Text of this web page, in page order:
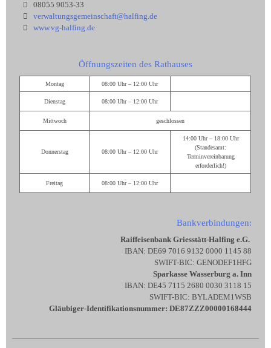
08055 9053-33
verwaltungsgemeinschaft@halfing.de
www.vg-halfing.de
Öffnungszeiten des Rathauses
Montag 08:00 Uhr – 12:00 Uhr
Dienstag 08:00 Uhr – 12:00 Uhr
Mittwoch geschlossen
Donnerstag 08:00 Uhr – 12:00 Uhr
14:00 Uhr – 18:00 Uhr
(Standesamt:
Terminvereinbarung
erforderlich!)
Freitag 08:00 Uhr – 12:00 Uhr
Bankverbindungen:
Raiffeisenbank Griesstätt-Halfing e.G.
IBAN: DE69 7016 9132 0000 1145 88
SWIFT-BIC: GENODEF1HFG
Sparkasse Wasserburg a. Inn
IBAN: DE45 7115 2680 0030 3118 15
SWIFT-BIC: BYLADEM1WSB
Gläubiger-Identifikationsnummer: DE87ZZZ00000168444